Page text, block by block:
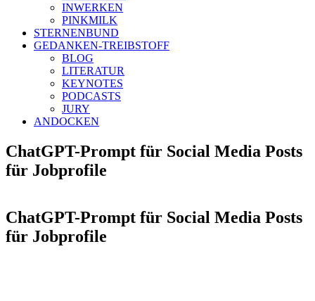
INWERKEN
PINKMILK
STERNENBUND
GEDANKEN-TREIBSTOFF
BLOG
LITERATUR
KEYNOTES
PODCASTS
JURY
ANDOCKEN
ChatGPT-Prompt für Social Media Posts
für Jobprofile
ChatGPT-Prompt für Social Media Posts
für Jobprofile